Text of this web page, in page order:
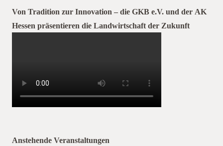
Von Tradition zur Innovation – die GKB e.V. und der AK
Hessen präsentieren die Landwirtschaft der Zukunft
Anstehende Veranstaltungen